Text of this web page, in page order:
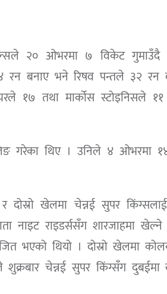
२० ओभरमा ७ विकेट
रन बनाए भने रिषव पन्तले ३२ रन
१७ तथा मार्कोस स्टोइनिसले
गरेका थिए । उनिले ४ ओभरमा
खेलमा चेन्नई सुपर
नाइट राइडर्ससँग शारजाहमा
भएको थियो । दोस्रो खेलमा
शुक्रबार चेन्नई सुपर किंग्सँग